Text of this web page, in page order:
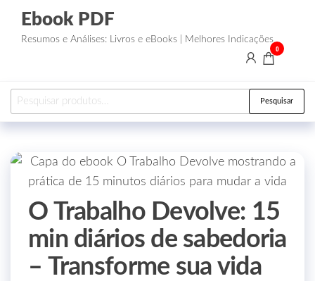
Ebook PDF
Resumos e Análises: Livros e eBooks | Melhores Indicações
0
Pesquisar
O Trabalho Devolve: 15
min diários de sabedoria
– Transforme sua vida